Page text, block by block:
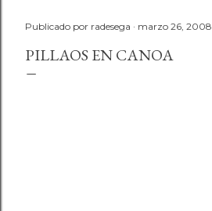
Publicado por radesega marzo 26, 2008
PILLAOS EN CANOA